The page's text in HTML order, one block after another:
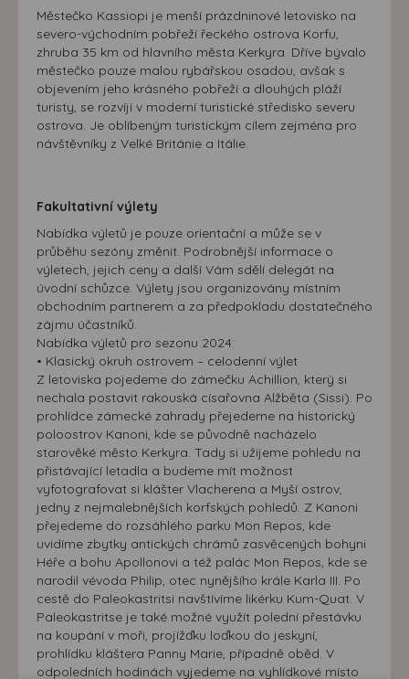
Městečko Kassiopi je menší prázdninové letovisko na
severo-východním pobřeží řeckého ostrova Korfu,
zhruba 35 km od hlavního města Kerkyra. Dříve bývalo
městečko pouze malou rybářskou osadou, avšak s
objevením jeho krásného pobřeží a dlouhých pláží
turisty, se rozvíjí v moderní turistické středisko severu
ostrova. Je oblíbeným turistickým cílem zejména pro
návštěvníky z Velké Británie a Itálie.
Fakultativní výlety
Nabídka výletů je pouze orientační a může se v
průběhu sezóny změnit. Podrobnější informace o
výletech, jejich ceny a další Vám sdělí delegát na
úvodní schůzce. Výlety jsou organizovány místním
obchodním partnerem a za předpokladu dostatečného
zájmu účastníků.
Nabídka výletů pro sezonu 2024:
• Klasický okruh ostrovem – celodenní výlet
Z letoviska pojedeme do zámečku Achillion, který si
nechala postavit rakouská císařovna Alžběta (Sissi). Po
prohlídce zámecké zahrady přejedeme na historický
poloostrov Kanoni, kde se původně nacházelo
starověké město Kerkyra. Tady si užijeme pohledu na
přistávající letadla a budeme mít možnost
vyfotografovat si klášter Vlacherena a Myší ostrov,
jedny z nejmalebnějších korfských pohledů. Z Kanoni
přejedeme do rozsáhlého parku Mon Repos, kde
uvidíme zbytky antických chrámů zasvěcených bohyni
Héře a bohu Apollonovi a též palác Mon Repos, kde se
narodil vévoda Philip, otec nynějšího krále Karla III. Po
cestě do Paleokastritsi navštívíme likérku Kum-Quat. V
Paleokastritse je také možné využít polední přestávku
na koupání v moři, projížďku loďkou do jeskyní,
prohlídku kláštera Panny Marie, případně oběd. V
odpoledních hodinách vyjedeme na vyhlídkové místo